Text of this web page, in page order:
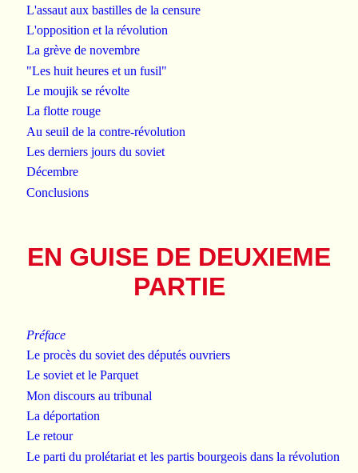
L'assaut aux bastilles de la censure
L'opposition et la révolution
La grève de novembre
"Les huit heures et un fusil"
Le moujik se révolte
La flotte rouge
Au seuil de la contre-révolution
Les derniers jours du soviet
Décembre
Conclusions
EN GUISE DE DEUXIEME
PARTIE
Préface
Le procès du soviet des députés ouvriers
Le soviet et le Parquet
Mon discours au tribunal
La déportation
Le retour
Le parti du prolétariat et les partis bourgeois dans la révolution